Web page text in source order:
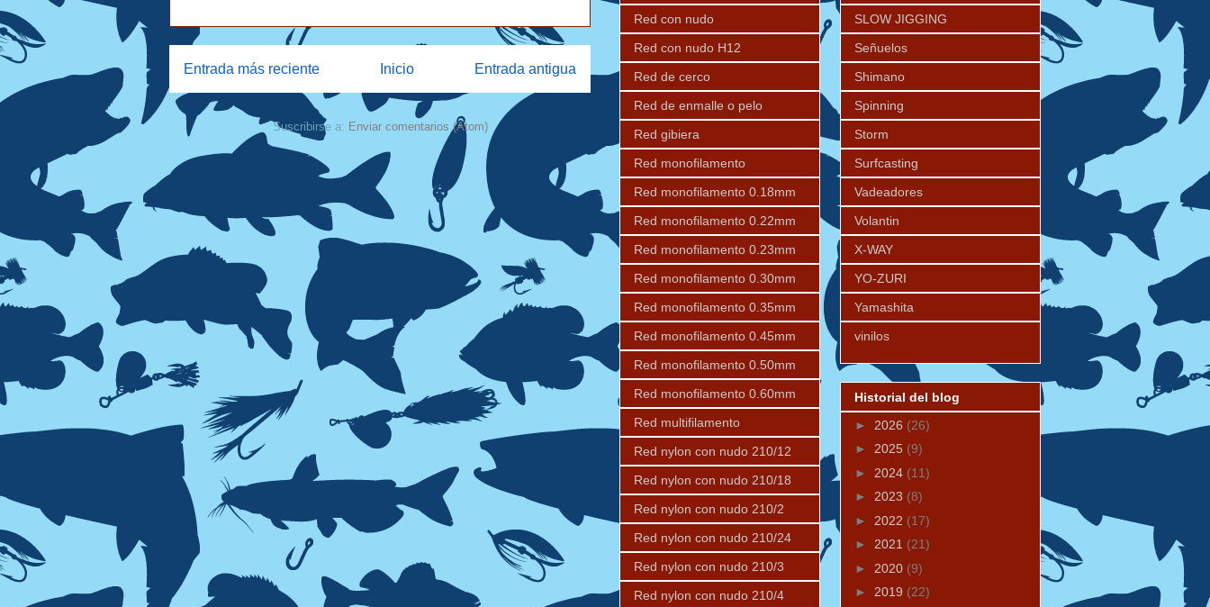
Entrada más reciente Entrada antigua
Inicio
Suscribirse a: Enviar comentarios (Atom)
Red con nudo
Red con nudo H12
Red de cerco
Red de enmalle o pelo
Red gibiera
Red monofilamento
Red monofilamento 0.18mm
Red monofilamento 0.22mm
Red monofilamento 0.23mm
Red monofilamento 0.30mm
Red monofilamento 0.35mm
Red monofilamento 0.45mm
Red monofilamento 0.50mm
Red monofilamento 0.60mm
Red multifilamento
Red nylon con nudo 210/12
Red nylon con nudo 210/18
Red nylon con nudo 210/2
Red nylon con nudo 210/24
Red nylon con nudo 210/3
Red nylon con nudo 210/4
SLOW JIGGING
Señuelos
Shimano
Spinning
Storm
Surfcasting
Vadeadores
Volantin
X-WAY
YO-ZURI
Yamashita
vinilos
Historial del blog
► 2026 (26)
► 2025 (9)
► 2024 (11)
► 2023 (8)
► 2022 (17)
► 2021 (21)
► 2020 (9)
► 2019 (22)